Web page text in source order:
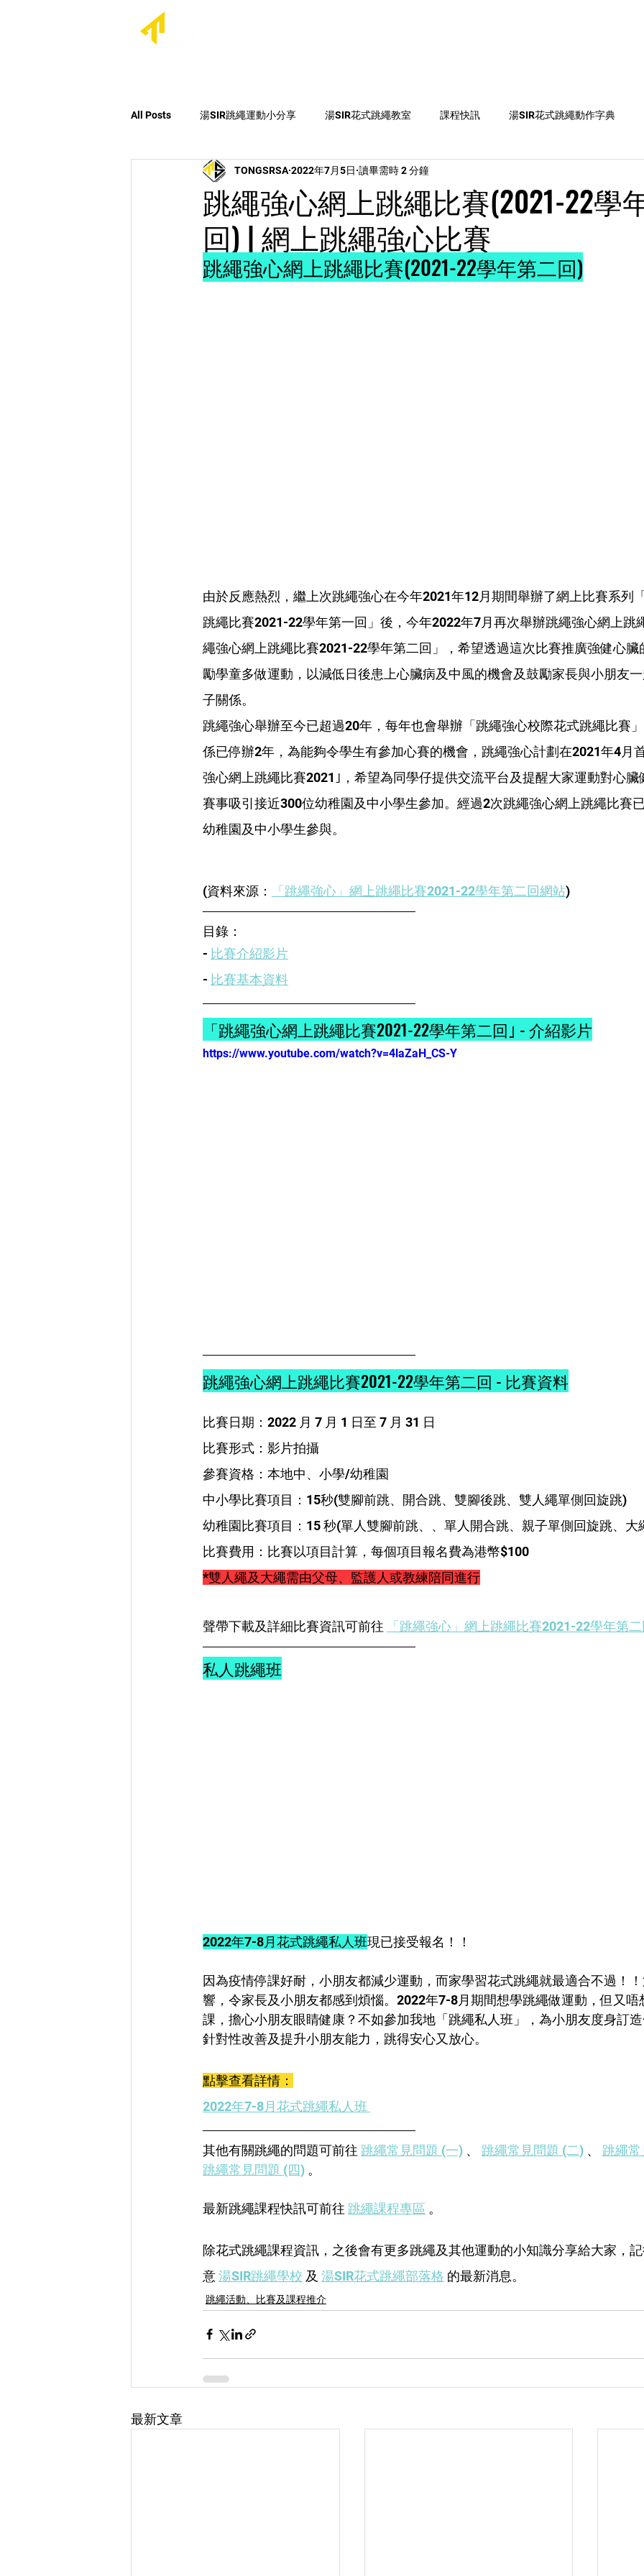
All Posts 湯SIR跳繩運動小分享 湯SIR花式跳繩教室 課程快訊 湯SIR花式跳繩動作字典
每日跳繩大挑戰Season2 比賽資訊
跳繩強心網上跳繩比賽(2021-22學
回) | 網上跳繩強心比賽
TONGSRSA 2022年7月5日 讀畢需時 2 分鐘
跳繩強心網上跳繩比賽(2021-22學年第二回)
由於反應熱烈，繼上次跳繩強心在今年2021年12月期間舉辦了網上比賽系列
跳繩比賽2021-22學年第一回」後，今年2022年7月再次舉辦跳繩強心網上跳
繩強心網上跳繩比賽2021-22學年第二回」，希望透過這次比賽推廣強健心臟
勵學童多做運動，以減低日後患上心臟病及中風的機會及鼓勵家長與小朋友
子關係。
跳繩強心舉辦至今已超過20年，每年也會舉辦「跳繩強心校際花式跳繩比賽
係已停辦2年，為能夠令學生有參加心賽的機會，跳繩強心計劃在2021年4月
強心網上跳繩比賽2021｣，希望為同學仔提供交流平台及提醒大家運動對心臟
賽事吸引接近300位幼稚園及中小學生參加。經過2次跳繩強心網上跳繩比賽
幼稚園及中小學生參與。
(資料來源： 「跳繩強心」網上跳繩比賽2021-22學年第二回網站)
目錄：
- 比賽介紹影片
- 比賽基本資料
「跳繩強心網上跳繩比賽2021-22學年第二回｣ - 介紹影片
https://www.youtube.com/watch?v=4laZaH_CS-Y
跳繩強心網上跳繩比賽2021-22學年第二回 - 比賽資料
比賽日期：2022 月 7 月 1 日至 7 月 31 日
比賽形式：影片拍攝
參賽資格：本地中、小學/幼稚園
中小學比賽項目：15秒(雙腳前跳、開合跳、雙腳後跳、雙人繩單側回旋跳)
幼稚園比賽項目：15 秒(單人雙腳前跳、、單人開合跳、親子單側回旋跳、大
比賽費用：比賽以項目計算，每個項目報名費為港幣$100
*雙人繩及大繩需由父母、監護人或教練陪同進行
聲帶下載及詳細比賽資訊可前往 「跳繩強心」網上跳繩比賽2021-22學年第
私人跳繩班
2022年7-8月花式跳繩私人班現已接受報名！！
因為疫情停課好耐，小朋友都減少運動，而家學習花式跳繩就最適合不過！
響，令家長及小朋友都感到煩惱。2022年7-8月期間想學跳繩做運動，但又唔
課，擔心小朋友眼睛健康？不如參加我地「跳繩私人班」，為小朋友度身訂
針對性改善及提升小朋友能力，跳得安心又放心。
點擊查看詳情：
2022年7-8月花式跳繩私人班
其他有關跳繩的問題可前往 跳繩常見問題 (一) 、 跳繩常見問題 (二) 、 跳繩
跳繩常見問題 (四) 。
最新跳繩課程快訊可前往 跳繩課程專區 。
除花式跳繩課程資訊，之後會有更多跳繩及其他運動的小知識分享給大家，
意 湯SIR跳繩學校 及 湯SIR花式跳繩部落格 的最新消息。
跳繩活動、比賽及課程推介
最新文章